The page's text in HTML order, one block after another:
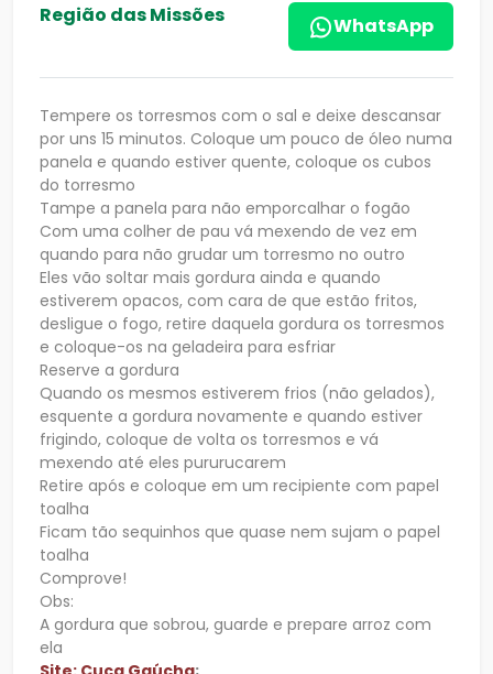
Região das Missões WhatsApp
Tempere os torresmos com o sal e deixe descansar
por uns 15 minutos. Coloque um pouco de óleo numa
panela e quando estiver quente, coloque os cubos
do torresmo
Tampe a panela para não emporcalhar o fogão
Com uma colher de pau vá mexendo de vez em
quando para não grudar um torresmo no outro
Eles vão soltar mais gordura ainda e quando
estiverem opacos, com cara de que estão fritos,
desligue o fogo, retire daquela gordura os torresmos
e coloque-os na geladeira para esfriar
Reserve a gordura
Quando os mesmos estiverem frios (não gelados),
esquente a gordura novamente e quando estiver
frigindo, coloque de volta os torresmos e vá
mexendo até eles pururucarem
Retire após e coloque em um recipiente com papel
toalha
Ficam tão sequinhos que quase nem sujam o papel
toalha
Comprove!
Obs:
A gordura que sobrou, guarde e prepare arroz com
ela